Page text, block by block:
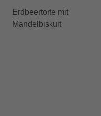
Erdbeertorte mit
Mandelbiskuit